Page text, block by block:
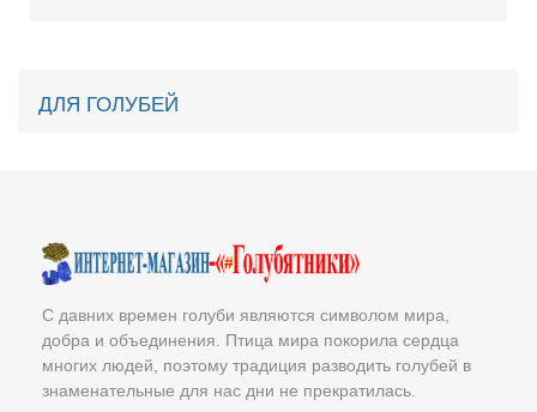
ДЛЯ ГОЛУБЕЙ
С давних времен голуби являются символом мира,
добра и объединения. Птица мира покорила сердца
многих людей, поэтому традиция разводить голубей в
знаменательные для нас дни не прекратилась.